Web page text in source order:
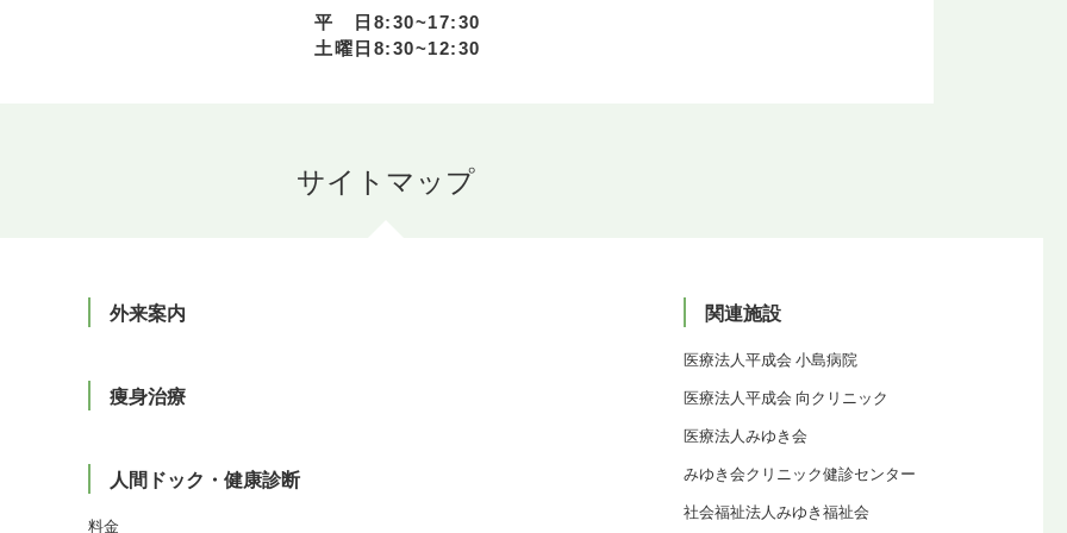
平 日8:30~17:30
土曜日8:30~12:30
外来案内
痩身治療
人間ドック・健康診断
料金
関連施設
医療法人平成会 小島病院
医療法人平成会 向クリニック
医療法人みゆき会
みゆき会クリニック健診センター
社会福祉法人みゆき福祉会